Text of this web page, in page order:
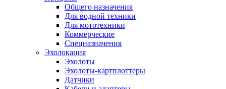
Общего назначения
Для водной техники
Для мототехники
Коммерческие
Спецназначения
Эхолокация
Эхолоты
Эхолоты-картплоттеры
Датчики